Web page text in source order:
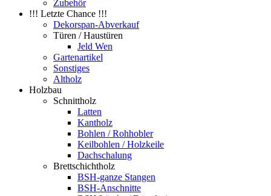
Zubehör
!!! Letzte Chance !!!
Dekorspan-Abverkauf
Türen / Haustüren
Jeld Wen
Gartenartikel
Sonstiges
Altholz
Holzbau
Schnittholz
Latten
Kantholz
Bohlen / Rohhobler
Keilbohlen / Holzkeile
Dachschalung
Brettschichtholz
BSH-ganze Stangen
BSH-Anschnitte